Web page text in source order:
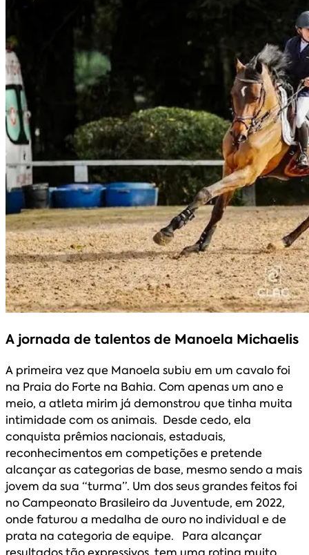
A jornada de talentos de Manoela Michaelis
A primeira vez que Manoela subiu em um cavalo foi
na Praia do Forte na Bahia. Com apenas um ano e
meio, a atleta mirim já demonstrou que tinha muita
intimidade com os animais. Desde cedo, ela
conquista prêmios nacionais, estaduais,
reconhecimentos em competições e pretende
alcançar as categorias de base, mesmo sendo a mais
jovem da sua “turma”. Um dos seus grandes feitos foi
no Campeonato Brasileiro da Juventude, em 2022,
onde faturou a medalha de ouro no individual e de
prata na categoria de equipe. Para alcançar